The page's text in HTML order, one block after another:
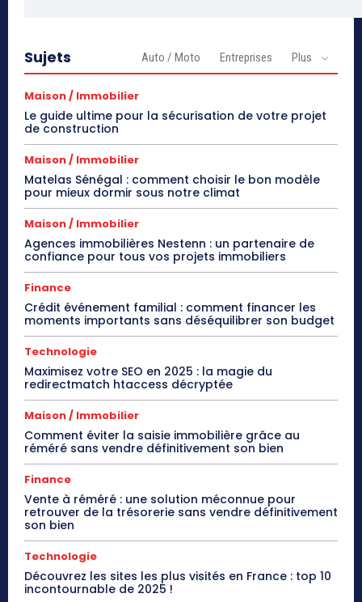
Sujets Auto / Moto Entreprises Plus
Maison / Immobilier
Le guide ultime pour la sécurisation de votre projet
de construction
Maison / Immobilier
Matelas Sénégal : comment choisir le bon modèle
pour mieux dormir sous notre climat
Maison / Immobilier
Agences immobilières Nestenn : un partenaire de
confiance pour tous vos projets immobiliers
Finance
Crédit événement familial : comment financer les
moments importants sans déséquilibrer son budget
Technologie
Maximisez votre SEO en 2025 : la magie du
redirectmatch htaccess décryptée
Maison / Immobilier
Comment éviter la saisie immobilière grâce au
réméré sans vendre définitivement son bien
Finance
Vente à réméré : une solution méconnue pour
retrouver de la trésorerie sans vendre définitivement
son bien
Technologie
Découvrez les sites les plus visités en France : top 10
incontournable de 2025 !